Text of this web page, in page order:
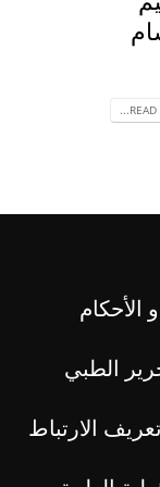
READ
الطبي
الارتباط